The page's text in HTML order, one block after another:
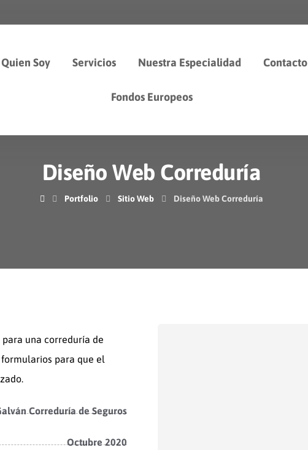
Quien Soy Servicios Nuestra Especialidad Contacto
Fondos Europeos
Diseño Web Correduría
Portfolio Sitio Web Diseño Web Correduría
una correduría de
para que el
Correduría de Seguros
Octubre 2020